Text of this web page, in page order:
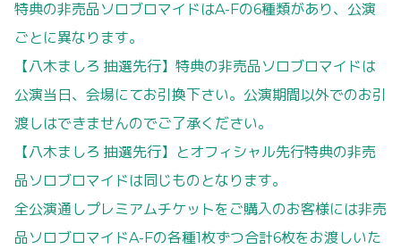
特典の非売品ソロブロマイドはA-Fの6種類があり、公演
ごとに異なります。
【八木ましろ 抽選先行】特典の非売品ソロブロマイドは
公演当日、会場にてお引換下さい。公演期間以外でのお引
渡しはできませんのでご了承ください。
【八木ましろ 抽選先行】とオフィシャル先行特典の非売
品ソロブロマイドは同じものとなります。
全公演通しプレミアムチケットをご購入のお客様には非売
品ソロブロマイドA-Fの各種1枚ずつ合計6枚をお渡しいた